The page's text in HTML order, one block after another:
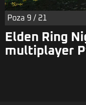
Poza 9 / 21
Elden Ring
multiplayer